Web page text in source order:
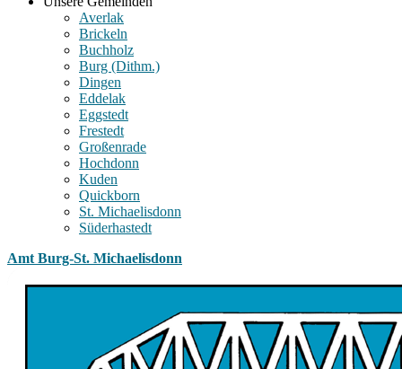
Averlak
Brickeln
Buchholz
Burg (Dithm.)
Dingen
Eddelak
Eggstedt
Frestedt
Großenrade
Hochdonn
Kuden
Quickborn
St. Michaelisdonn
Süderhastedt
Amt Burg-St. Michaelisdonn